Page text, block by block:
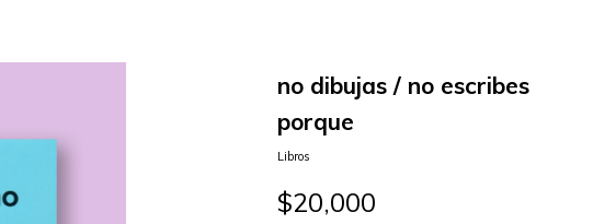
no dibujas / no escribes
porque
Libros
$20,000